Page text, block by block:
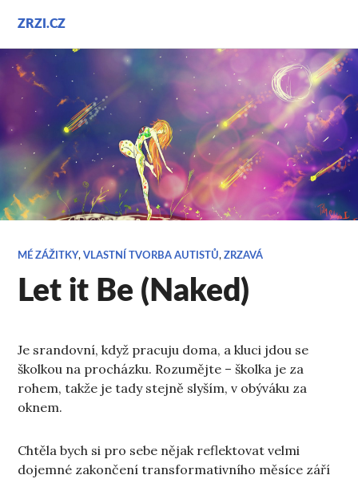
obsahu
webu
ZRZI.CZ
MÉ ZÁŽITKY,VLASTNÍ TVORBA AUTISTŮ,ZRZAVÁ
Let it Be (Naked)
Je srandovní, když pracuju doma, a kluci jdou se
školkou na procházku. Rozumějte – školka je za
rohem, takže je tady stejně slyším, v obýváku za
oknem.
Chtěla bych si pro sebe nějak reflektovat velmi
dojemné zakončení transformativního měsíce září